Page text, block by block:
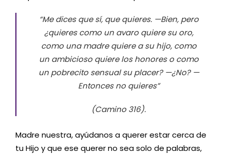
“Me dices que sí, que quieres. —Bien, pero
¿quieres como un avaro quiere su oro,
como una madre quiere a su hijo, como
un ambicioso quiere los honores o como
un pobrecito sensual su placer? —¿No? —
Entonces no quieres”
(Camino 316).
Madre nuestra, ayúdanos a querer estar cerca de
tu Hijo y que ese querer no sea solo de palabras,